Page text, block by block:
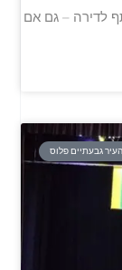
לדירה – גם אם
גבעתיים פלוס